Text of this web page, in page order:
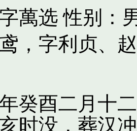
萬选 性别：
，字利贞、
癸酉二月十
时没，葬汉